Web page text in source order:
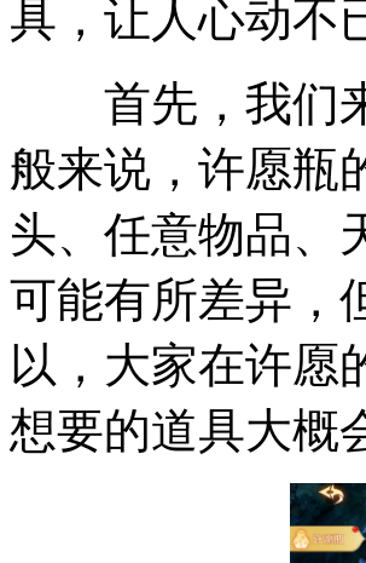
具，让人心动不
首先，我们来
般来说，许愿瓶
头、任意物品、
可能有所差异，
以，大家在许愿
想要的道具大概